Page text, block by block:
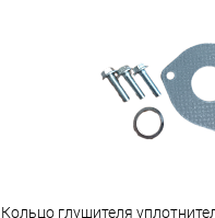
Кольцо глушителя